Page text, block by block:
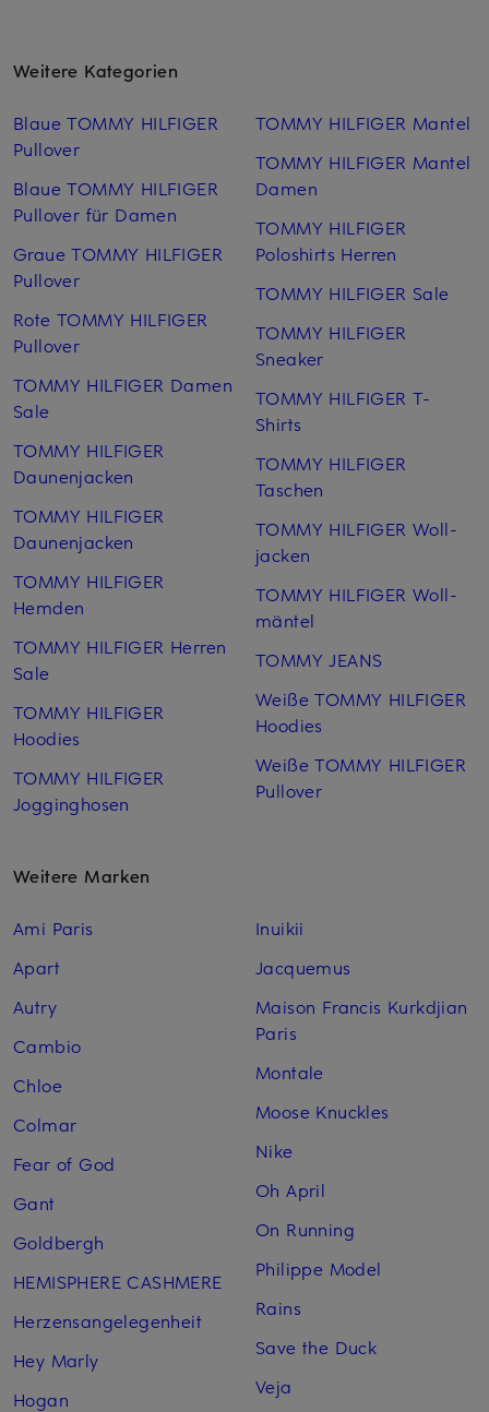
Weitere Kategorien
Blaue TOMMY HILFIGER
Pullover
Blaue TOMMY HILFIGER
Pullover für Damen
Graue TOMMY HILFIGER
Pullover
Rote TOMMY HILFIGER
Pullover
TOMMY HILFIGER Damen
Sale
TOMMY HILFIGER
Daunenjacken
TOMMY HILFIGER
Daunenjacken
TOMMY HILFIGER
Hemden
TOMMY HILFIGER Herren
Sale
TOMMY HILFIGER
Hoodies
TOMMY HILFIGER
Jogginghosen
TOMMY HILFIGER Mantel
TOMMY HILFIGER Mantel
Damen
TOMMY HILFIGER
Poloshirts Herren
TOMMY HILFIGER Sale
TOMMY HILFIGER
Sneaker
TOMMY HILFIGER T-
Shirts
TOMMY HILFIGER
Taschen
TOMMY HILFIGER Woll­
jacken
TOMMY HILFIGER Woll­
mäntel
TOMMY JEANS
Weiße TOMMY HILFIGER
Hoodies
Weiße TOMMY HILFIGER
Pullover
Weitere Marken
Ami Paris
Apart
Autry
Cambio
Chloe
Colmar
Fear of God
Gant
Goldbergh
HEMISPHERE CASHMERE
Herzensangelegenheit
Hey Marly
Hogan
Inuikii
Jacquemus
Maison Francis Kurkdjian
Paris
Montale
Moose Knuckles
Nike
Oh April
On Running
Philippe Model
Rains
Save the Duck
Veja